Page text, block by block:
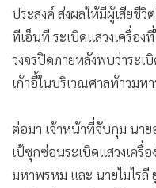
• ชุมชน-คุณภาพชีวิต
• อาชญากรรม
• Motoring
• วิทยาศาสตร์
• SMEs
• หุ้น
ประสงค์ ส่งผลให้มีผู้เสียชีวิ
ทีเอ็นที ระเบิดแสวงเครื่อ
วงจรปิดภายหลังพบว่าระเ
เก้าอี้ในบริเวณศาลท้าวมห
ต่อมา เจ้าหน้าที่จับกุม นาย
เป้ซุกซ่อนระเบิดแสวงเครื่
มหาพรหม และ นายไมไร